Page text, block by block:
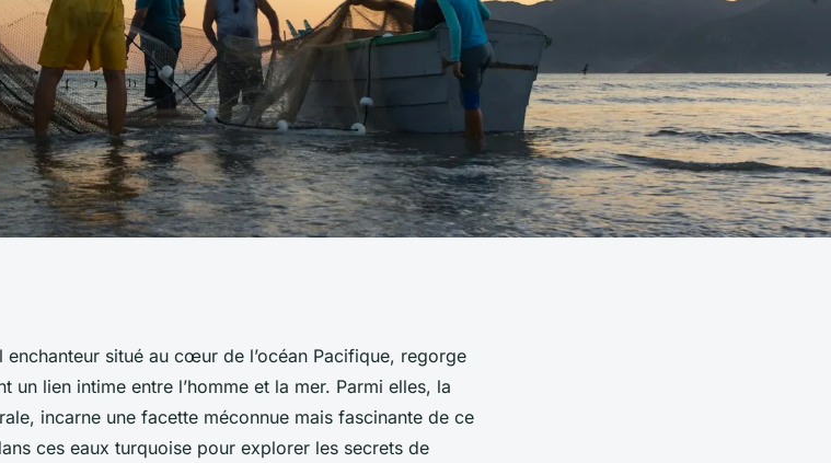
de
situé au cœur de l’océan Pacifique, regorge
un lien intime entre l’homme et la mer. Parmi elles, la
incarne une facette méconnue mais fascinante de ce
ces eaux turquoise pour explorer les secrets de